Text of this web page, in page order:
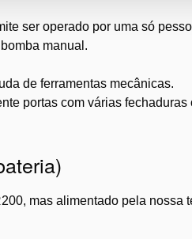
ser operado por uma só
manual.
de ferramentas mecânicas.
portas com várias fechaduras
mas alimentado pela nossa